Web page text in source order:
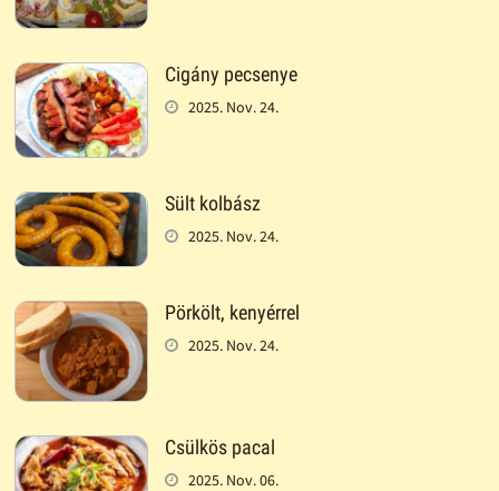
Cigány pecsenye
2025. Nov. 24.
Sült kolbász
2025. Nov. 24.
Pörkölt, kenyérrel
2025. Nov. 24.
Csülkös pacal
2025. Nov. 06.